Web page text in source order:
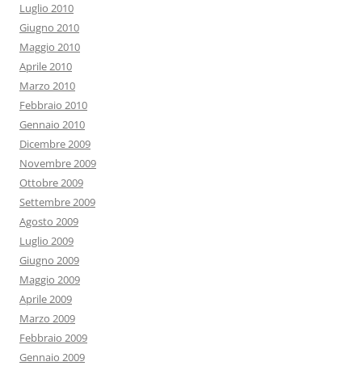
Luglio 2010
Giugno 2010
Maggio 2010
Aprile 2010
Marzo 2010
Febbraio 2010
Gennaio 2010
Dicembre 2009
Novembre 2009
Ottobre 2009
Settembre 2009
Agosto 2009
Luglio 2009
Giugno 2009
Maggio 2009
Aprile 2009
Marzo 2009
Febbraio 2009
Gennaio 2009